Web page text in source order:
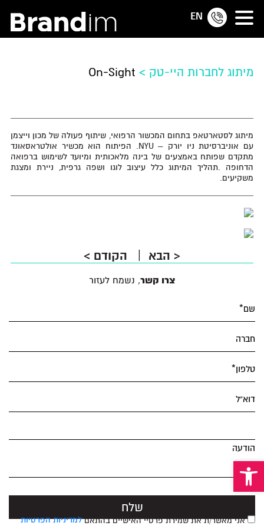
פתח סרגל נגישות
EN
מיתוג לחברות היי-טק >
On-Sight
מיתוג‭ ‬לסטארטאפ‭ ‬בתחום‭ ‬המכשור‭ ‬הרפואי, ‬שיתוף‭ ‬פעולה‭ ‬של‭ ‬מכון‭ ‬וייצמן
‬משקיעים‭.‬
< הבא הקודם >
צרו קשר, נשמח לעזור
שם*
חברה
טלפון*
דוא”ל
הודעה
אני מאשר/ת את שמירת פרטיי האישיים בהתאם למדיניות הפרטיות